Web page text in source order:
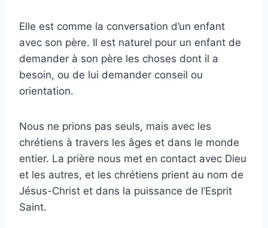
Elle est comme la conversation d’un enfant
avec son père. Il est naturel pour un enfant de
demander à son père les choses dont il a
besoin, ou de lui demander conseil ou
orientation.
Nous ne prions pas seuls, mais avec les
chrétiens à travers les âges et dans le monde
entier. La prière nous met en contact avec Dieu
et les autres, et les chrétiens prient au nom de
Jésus-Christ et dans la puissance de l’Esprit
Saint.